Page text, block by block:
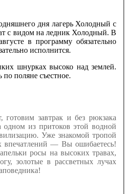
дня лагерь Холодный с
с видом на ледник Холодный. В
в программу обязательно
исполнится.
шнурках высоко над землей.
по поляне съестное.
завтрак и без рюкзака
одном из притоков этой водной
Уже знакомой тропой
впечатлений — Вы ошибаетесь!
росы на высоких травах,
золотые в рассветных лучах